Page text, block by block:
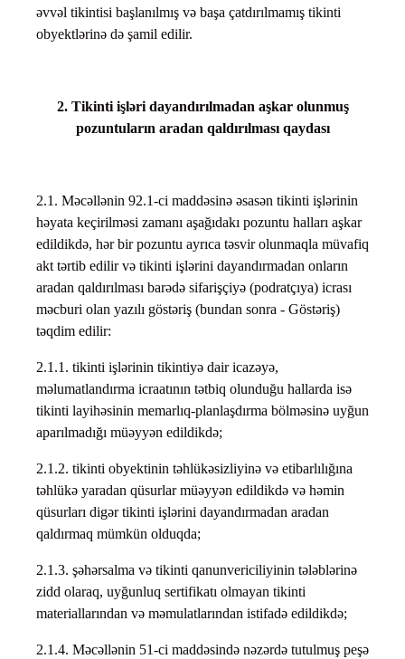
əvvəl tikintisi başlanılmış və başa çatdırılmamış tikinti
obyektlərinə də şamil edilir.
2. Tikinti işləri dayandırılmadan aşkar olunmuş
pozuntuların aradan qaldırılması qaydası
2.1. Məcəllənin 92.1-ci maddəsinə əsasən tikinti işlərinin
həyata keçirilməsi zamanı aşağıdakı pozuntu halları aşkar
edildikdə, hər bir pozuntu ayrıca təsvir olunmaqla müvafiq
akt tərtib edilir və tikinti işlərini dayandırmadan onların
aradan qaldırılması barədə sifarişçiyə (podratçıya) icrası
məcburi olan yazılı göstəriş (bundan sonra - Göstəriş)
təqdim edilir:
2.1.1. tikinti işlərinin tikintiyə dair icazəyə,
məlumatlandırma icraatının tətbiq olunduğu hallarda isə
tikinti layihəsinin memarlıq-planlaşdırma bölməsinə uyğun
aparılmadığı müəyyən edildikdə;
2.1.2. tikinti obyektinin təhlükəsizliyinə və etibarlılığına
təhlükə yaradan qüsurlar müəyyən edildikdə və həmin
qüsurları digər tikinti işlərini dayandırmadan aradan
qaldırmaq mümkün olduqda;
2.1.3. şəhərsalma və tikinti qanunvericiliyinin tələblərinə
zidd olaraq, uyğunluq sertifikatı olmayan tikinti
materiallarından və məmulatlarından istifadə edildikdə;
2.1.4. Məcəllənin 51-ci maddəsində nəzərdə tutulmuş peşə